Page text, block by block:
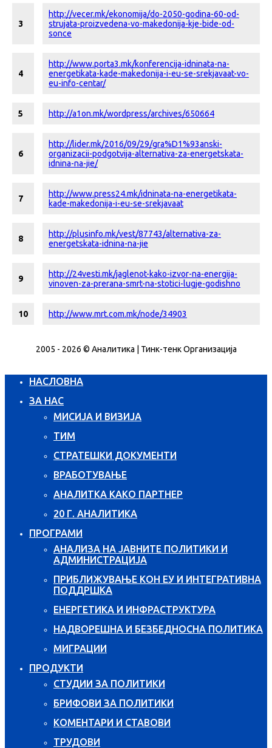
3
http://vecer.mk/ekonomija/do-2050-godina-60-od-
strujata-proizvedena-vo-makedonija-kje-bide-od-
sonce
4
http://www.porta3.mk/konferencija-idninata-na-
energetikata-kade-makedonija-i-eu-se-srekjavaat-vo-
eu-info-centar/
5 http://a1on.mk/wordpress/archives/650664
6
http://lider.mk/2016/09/29/gra%D1%93anski-
organizacii-podgotvija-alternativa-za-energetskata-
idnina-na-jie/
7
http://www.press24.mk/idninata-na-energetikata-
kade-makedonija-i-eu-se-srekjavaat
8
http://plusinfo.mk/vest/87743/alternativa-za-
energetskata-idnina-na-jie
9
http://24vesti.mk/jaglenot-kako-izvor-na-energija-
vinoven-za-prerana-smrt-na-stotici-lugje-godishno
10 http://www.mrt.com.mk/node/34903
2005 - 2026 © Аналитика | Тинк-тенк Организација
НАСЛОВНА
ЗА НАС
МИСИЈА И ВИЗИЈА
ТИМ
СТРАТЕШКИ ДОКУМЕНТИ
ВРАБОТУВАЊЕ
АНАЛИТКА КАКО ПАРТНЕР
20 Г. АНАЛИТИКА
ПРОГРАМИ
АНАЛИЗА НА ЈАВНИТЕ ПОЛИТИКИ И
АДМИНИСТРАЦИЈА
ПРИБЛИЖУВАЊЕ КОН ЕУ И ИНТЕГРАТИВНА
ПОДДРШКА
ЕНЕРГЕТИКА И ИНФРАСТРУКТУРА
НАДВОРЕШНА И БЕЗБЕДНОСНА ПОЛИТИКА
МИГРАЦИИ
ПРОДУКТИ
СТУДИИ ЗА ПОЛИТИКИ
БРИФОВИ ЗА ПОЛИТИКИ
КОМЕНТАРИ И СТАВОВИ
ТРУДОВИ